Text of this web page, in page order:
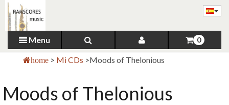
Menu 0
home > Mi CDs >Moods of Thelonious
Moods of Thelonious